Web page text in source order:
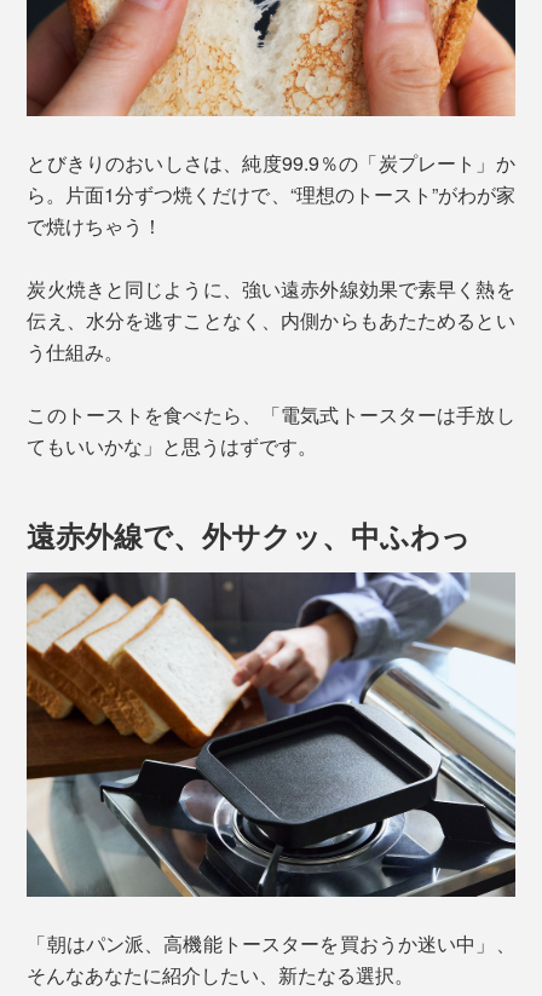
とびきりのおいしさは、純度99.9％の「炭プレート」か
ら。片面1分ずつ焼くだけで、“理想のトースト”がわが家
で焼けちゃう！
炭火焼きと同じように、強い遠赤外線効果で素早く熱を
伝え、水分を逃すことなく、内側からもあたためるとい
う仕組み。
このトーストを食べたら、「電気式トースターは手放し
てもいいかな」と思うはずです。
遠赤外線で、外サクッ、中ふわっ
「朝はパン派、高機能トースターを買おうか迷い中」、
そんなあなたに紹介したい、新たなる選択。